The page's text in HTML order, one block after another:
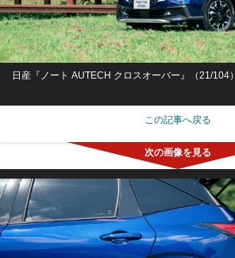
日産『ノート AUTECH クロスオーバー』（21/104）
この記事へ戻る